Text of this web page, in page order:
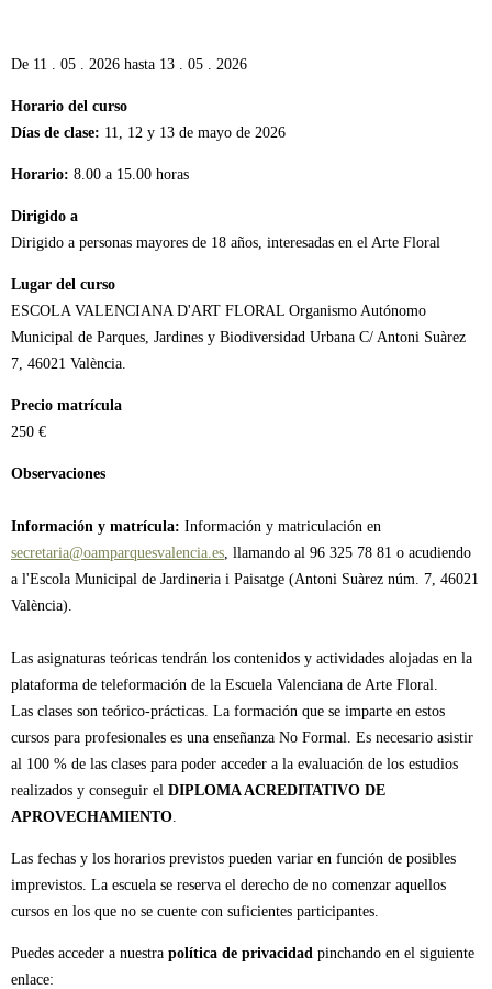
De 11 . 05 . 2026 hasta 13 . 05 . 2026
Horario del curso
Días de clase: 11, 12 y 13 de mayo de 2026
Horario: 8.00 a 15.00 horas
Dirigido a
Dirigido a personas mayores de 18 años, interesadas en el Arte Floral
Lugar del curso
ESCOLA VALENCIANA D'ART FLORAL Organismo Autónomo
Municipal de Parques, Jardines y Biodiversidad Urbana C/ Antoni Suàrez
7, 46021 València.
Precio matrícula
250 €
Observaciones
Información y matrícula: Información y matriculación en
secretaria@oamparquesvalencia.es , llamando al 96 325 78 81 o acudiendo
a l'Escola Municipal de Jardineria i Paisatge (Antoni Suàrez núm. 7, 46021
València).
Las asignaturas teóricas tendrán los contenidos y actividades alojadas en la
plataforma de teleformación de la Escuela Valenciana de Arte Floral.
Las clases son teórico-prácticas. La formación que se imparte en estos
cursos para profesionales es una enseñanza No Formal. Es necesario asistir
al 100 % de las clases para poder acceder a la evaluación de los estudios
realizados y conseguir el DIPLOMA ACREDITATIVO DE
APROVECHAMIENTO
Las fechas y los horarios previstos pueden variar en función de posibles
imprevistos. La escuela se reserva el derecho de no comenzar aquellos
cursos en los que no se cuente con suficientes participantes.
Puedes acceder a nuestra política de privacidad pinchando en el siguiente
enlace: